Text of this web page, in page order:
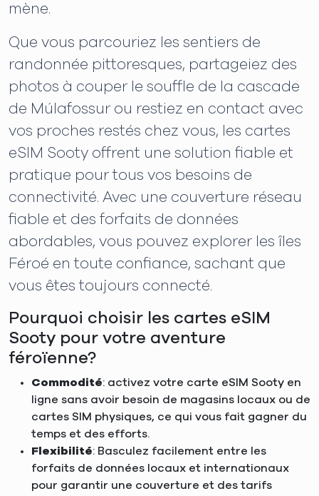
mène.
Que vous parcouriez les sentiers de
randonnée pittoresques, partageiez des
photos à couper le souffle de la cascade
de Múlafossur ou restiez en contact avec
vos proches restés chez vous, les cartes
eSIM Sooty offrent une solution fiable et
pratique pour tous vos besoins de
connectivité. Avec une couverture réseau
fiable et des forfaits de données
abordables, vous pouvez explorer les îles
Féroé en toute confiance, sachant que
vous êtes toujours connecté.
Pourquoi choisir les cartes eSIM
Sooty pour votre aventure
féroïenne?
Commodité: activez votre carte eSIM Sooty en
ligne sans avoir besoin de magasins locaux ou de
cartes SIM physiques, ce qui vous fait gagner du
temps et des efforts.
Flexibilité: Basculez facilement entre les
forfaits de données locaux et internationaux
pour garantir une couverture et des tarifs